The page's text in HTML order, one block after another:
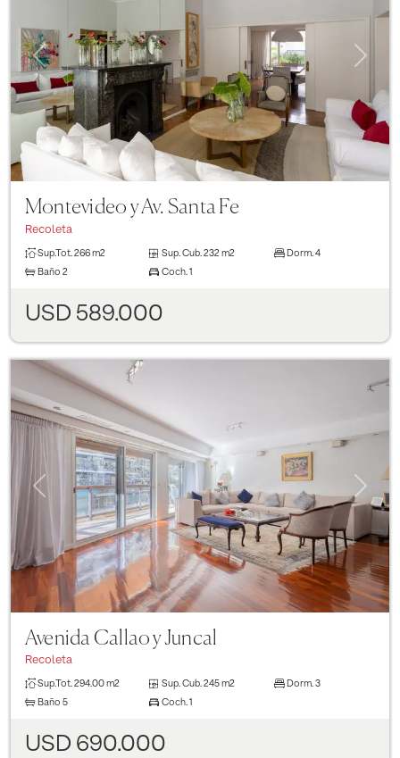
Previous
Montevideo y Av. Santa Fe
Recoleta
Sup.Tot. 266 m2 Sup. Cub. 232 m2 Dorm. 4
Baño 2 Coch. 1
USD 589.000
Previous Next
Avenida Callao y Juncal
Recoleta
Sup.Tot. 294.00 m2 Sup. Cub. 245 m2 Dorm. 3
Baño 5 Coch. 1
USD 690.000